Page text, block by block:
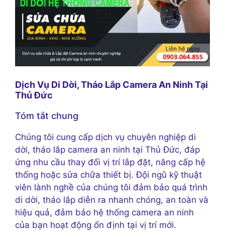
Dịch Vụ Di Dời, Tháo Lắp Camera An Ninh Tại
Thủ Đức
Tóm tắt chung
Chúng tôi cung cấp dịch vụ chuyên nghiệp di
dời, tháo lắp camera an ninh tại Thủ Đức, đáp
ứng nhu cầu thay đổi vị trí lắp đặt, nâng cấp hệ
thống hoặc sửa chữa thiết bị. Đội ngũ kỹ thuật
viên lành nghề của chúng tôi đảm bảo quá trình
di dời, tháo lắp diễn ra nhanh chóng, an toàn và
hiệu quả, đảm bảo hệ thống camera an ninh
của bạn hoạt động ổn định tại vị trí mới.